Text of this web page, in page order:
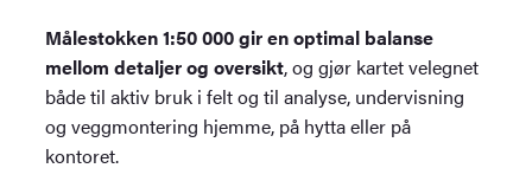
Målestokken 1:50 000 gir en optimal balanse
mellom detaljer og oversikt, og gjør kartet velegnet
både til aktiv bruk i felt og til analyse, undervisning
og veggmontering hjemme, på hytta eller på
kontoret.